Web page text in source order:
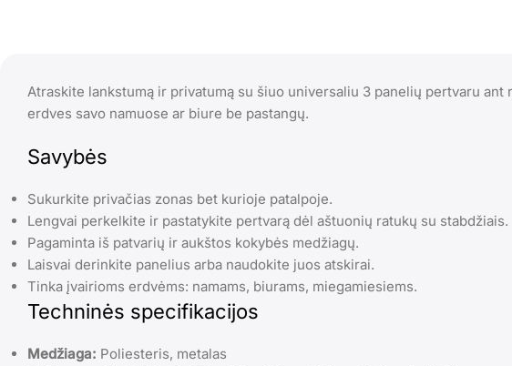
Atraskite lankstumą ir privatumą su šiuo universaliu 3 panelių pertvaru ant
erdves savo namuose ar biure be pastangų.
Savybės
Sukurkite privačias zonas bet kurioje patalpoje.
Lengvai perkelkite ir pastatykite pertvarą dėl aštuonių ratukų su stabdžiais.
Pagaminta iš patvarių ir aukštos kokybės medžiagų.
Laisvai derinkite panelius arba naudokite juos atskirai.
Tinka įvairioms erdvėms: namams, biurams, miegamiesiems.
Techninės specifikacijos
Medžiaga: Poliesteris, metalas